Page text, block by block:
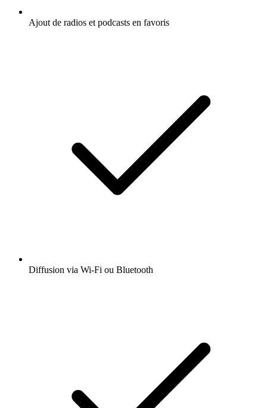
Ajout de radios et podcasts en favoris
Diffusion via Wi-Fi ou Bluetooth